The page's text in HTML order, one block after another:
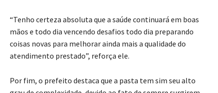
“Tenho certeza absoluta que a saúde continuará em boas
mãos e todo dia vencendo desafios todo dia preparando
coisas novas para melhorar ainda mais a qualidade do
atendimento prestado”, reforça ele.
Por fim, o prefeito destaca que a pasta tem sim seu alto